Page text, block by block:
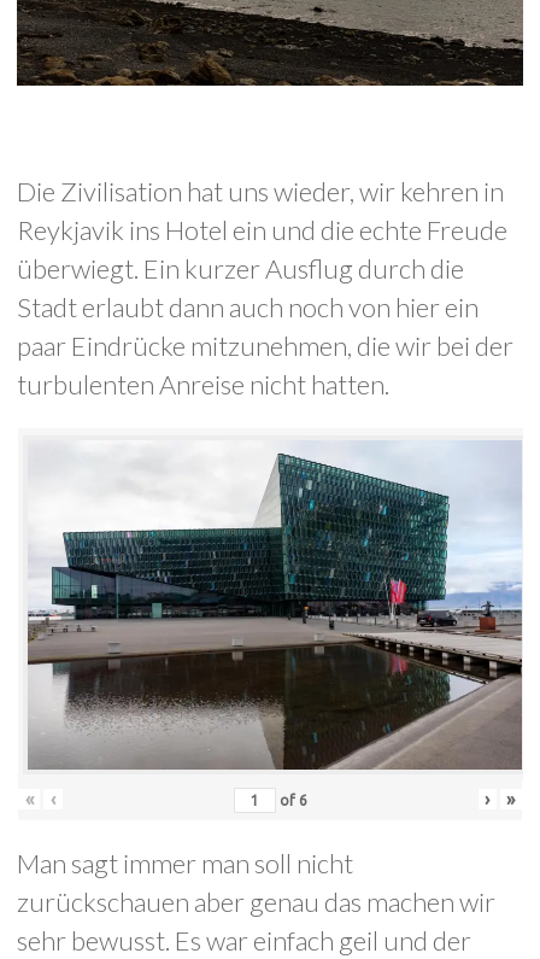
Die Zivilisation hat uns wieder, wir kehren in
Reykjavik ins Hotel ein und die echte Freude
überwiegt. Ein kurzer Ausflug durch die
Stadt erlaubt dann auch noch von hier ein
paar Eindrücke mitzunehmen, die wir bei der
turbulenten Anreise nicht hatten.
« ‹ of 6 › »
Man sagt immer man soll nicht
zurückschauen aber genau das machen wir
sehr bewusst. Es war einfach geil und der